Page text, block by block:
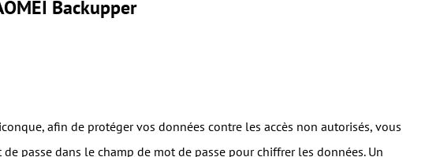
Backupper
afin de protéger vos données contre les accès non autorisés, vous
passe dans le champ de mot de passe pour chiffrer les données. Un